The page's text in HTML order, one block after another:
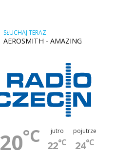
SŁUCHAJ TERAZ
AEROSMITH - AMAZING
20°C jutro
22°C
pojutrze
24°C